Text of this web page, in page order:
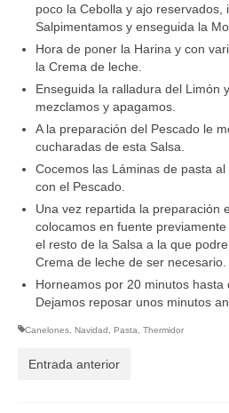
poco la Cebolla y ajo reservados,
Salpimentamos y enseguida la
Hora de poner la Harina y con
la Crema de leche.
Enseguida la ralladura del Limón
mezclamos y apagamos.
A la preparación del Pescado le
cucharadas de esta Salsa.
Cocemos las Láminas de pasta
con el Pescado.
Una vez repartida la preparación
colocamos en fuente
el resto de la Salsa a la que
Crema de leche de ser necesario.
Horneamos por 20 minutos hasta
Dejamos reposar unos minutos
Canelones Navidad Pasta Thermidor
Entrada anterior